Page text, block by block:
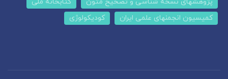
پژوهشهای نسخه شناسی و تصحیح متون
کتابخانه ملی
کمیسیون انجمنهای علمی ایران
کودیکولوژی